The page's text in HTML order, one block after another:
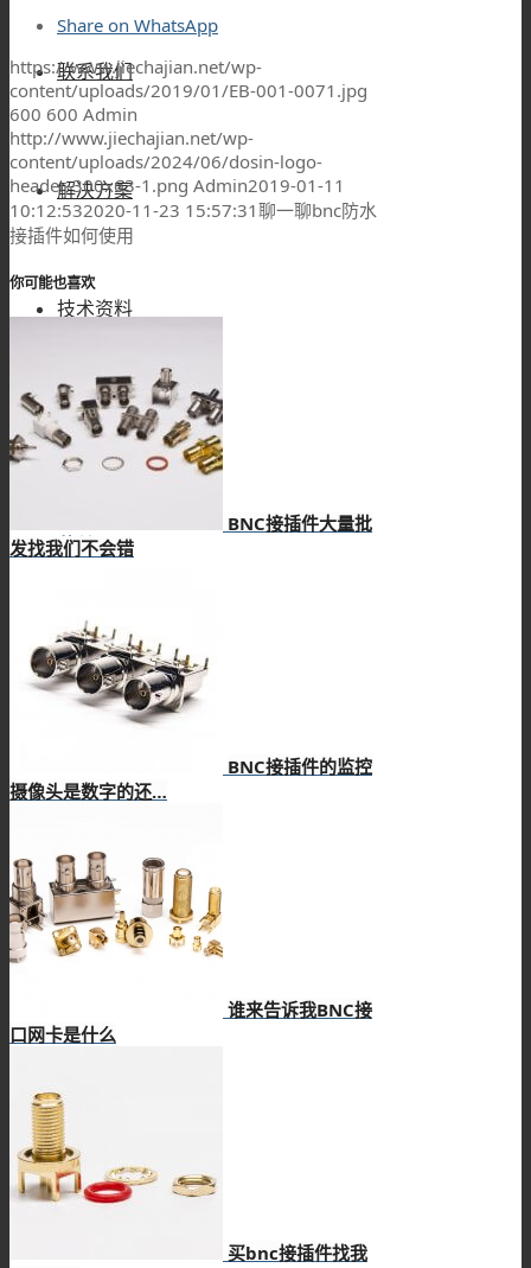
联系我们
解决方案
技术资料
搜索
菜单
Share on WhatsApp
https://www.jiechajian.net/wp-
content/uploads/2019/01/EB-001-0071.jpg
600 600 Admin
http://www.jiechajian.net/wp-
content/uploads/2024/06/dosin-logo-
header-300x63-1.png Admin2019-01-11
10:12:532020-11-23 15:57:31聊一聊bnc防水
接插件如何使用
你可能也喜欢
BNC接插件大量批
发找我们不会错
BNC接插件的监控
摄像头是数字的还…
谁来告诉我BNC接
口网卡是什么
买bnc接插件找我